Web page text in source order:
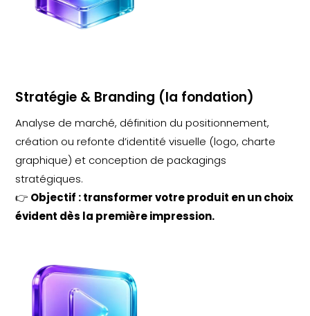
Stratégie & Branding (la fondation)
Analyse de marché, définition du positionnement,
création ou refonte d’identité visuelle (logo, charte
graphique) et conception de packagings
stratégiques.
👉 Objectif : transformer votre produit en un choix
évident dès la première impression.